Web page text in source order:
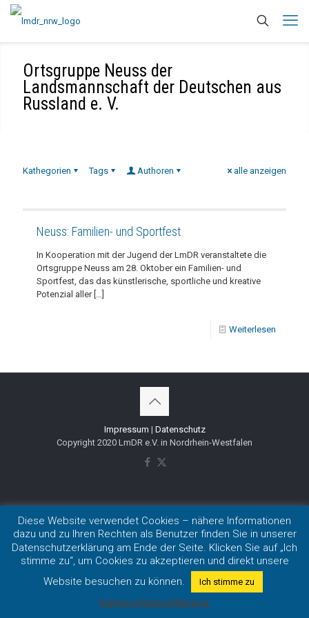
Ortsgruppe Neuss der
Landsmannschaft der Deutschen aus
Russland e. V.
Kathegorien Tags Authoren alle anzeigen
Neuss: Familien- und Sportfest
In Kooperation mit der Jugend der LmDR veranstaltete die
Ortsgruppe Neuss am 28. Oktober ein Familien- und
Sportfest, das das künstlerische, sportliche und kreative
Potenzial aller[…]
Weiterlesen
Impressum | Datenschutz
Copyright 2020 LmDR e.V. in Nordrhein-Westfalen
Diese Website verwendet Cookies – nähere Informationen
dazu und zu Ihren Rechten als Benutzer finden Sie in unserer
Datenschutzerklärung am Ende der Seite. Klicken Sie auf „Ich
stimme zu“, um Cookies zu akzeptieren und direkt unsere
Website besuchen zu können.
Ich stimme zu
Datenschutzerklärung